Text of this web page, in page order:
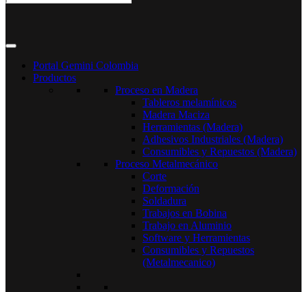
Portal Gemini Colombia
Productos
Proceso en Madera
Tableros melamínicos
Madera Maciza
Herramientas (Madera)
Adhesivos Industriales (Madera)
Consumibles y Repuestos (Madera)
Proceso Metalmecánico
Corte
Deformación
Soldadura
Trabajos en Bobina
Trabajo en Aluminio
Software y Herramientas
Consumibles y Repuestos
(Metalmecanico)